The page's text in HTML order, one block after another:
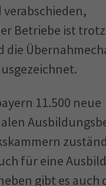
Betriebe ist
11.500 neue
für eine
gibt es auch